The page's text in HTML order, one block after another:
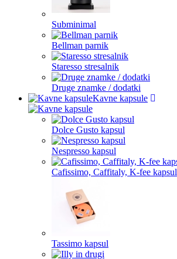
Subminimal
Bellman parnik
Staresso stresalnik
Druge znamke / dodatki
Kavne kapsule
Dolce Gusto kapsul
Nespresso kapsul
Cafissimo, Caffitaly, K-fee kapsul
Tassimo kapsul